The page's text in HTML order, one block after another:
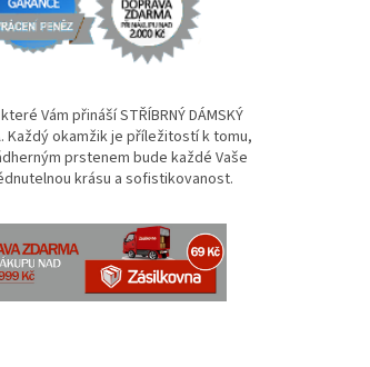
Vám přináší STŘÍBRNÝ DÁMSKÝ
Každý okamžik je příležitostí k tomu,
prstenem bude každé Vaše
krásu a sofistikovanost.